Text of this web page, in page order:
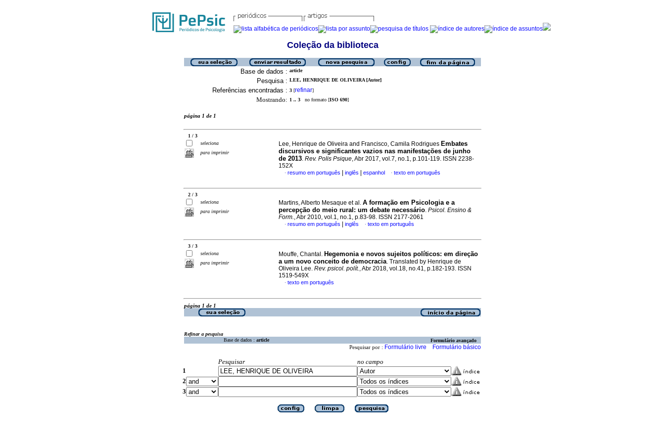
Coleção da biblioteca
Base de dados : article
Pesquisa : LEE, HENRIQUE DE OLIVEIRA [Autor]
Referências encontradas : 3 [refinar]
Mostrando: 1 .. 3 no formato [ISO 690]
página 1 de 1
1 / 3
seleciona
para imprimir
Lee, Henrique de Oliveira and Francisco, Camila Rodrigues Embates
discursivos e significantes vazios nas manifestações de junho
de 2013. Rev. Polis Psique, Abr 2017, vol.7, no.1, p.101-119. ISSN 2238-
152X
· resumo em português inglês espanhol · texto em português
2 / 3
seleciona
para imprimir
Martins, Alberto Mesaque et al. A formação em Psicologia e a
percepção do meio rural : um debate necessário. Psicol. Ensino &
Form., Abr 2010, vol.1, no.1, p.83-98. ISSN 2177-2061
· resumo em português inglês · texto em português
3 / 3
seleciona
para imprimir
Mouffe, Chantal. Hegemonia e novos sujeitos políticos: em direção
a um novo conceito de democracia. Translated by Henrique de
Oliveira Lee. Rev. psicol. polít., Abr 2018, vol.18, no.41, p.182-193. ISSN
1519-549X
· texto em português
página 1 de 1
Refinar a pesquisa
Base de dados : article Formulário avançado
Pesquisar por : Formulário livre Formulário básico
Pesquisar
no campo
1
2
3